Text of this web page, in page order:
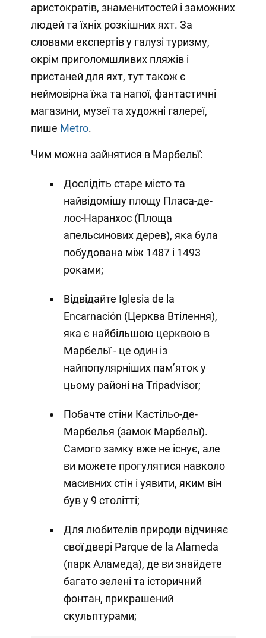
аристократів, знаменитостей і заможних
людей та їхніх розкішних яхт. За
словами експертів у галузі туризму,
окрім приголомшливих пляжів і
пристаней для яхт, тут також є
неймовірна їжа та напої, фантастичні
магазини, музеї та художні галереї,
пише Metro.
Чим можна зайнятися в Марбельї:
Дослідіть старе місто та
найвідомішу площу Пласа-де-
лос-Наранхос (Площа
апельсинових дерев), яка була
побудована між 1487 і 1493
роками;
Відвідайте Iglesia de la
Encarnación (Церква Втілення),
яка є найбільшою церквою в
Марбельї - це один із
найпопулярніших пам’яток у
цьому районі на Tripadvisor;
Побачте стіни Кастільо-де-
Марбелья (замок Марбельї).
Самого замку вже не існує, але
ви можете прогулятися навколо
масивних стін і уявити, яким він
був у 9 столітті;
Для любителів природи відчиняє
свої двері Parque de la Alameda
(парк Аламеда), де ви знайдете
багато зелені та історичний
фонтан, прикрашений
скульптурами;